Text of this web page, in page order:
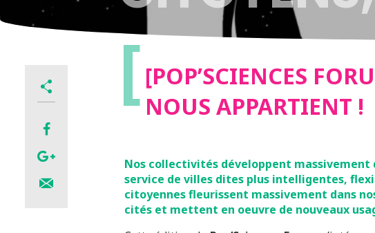
DEMAIN
[ [POP’SCIENCES
NOUS APPARTIENT !
Nos collectivités développent massivement
service de villes dites plus intelligentes,
citoyennes fleurissent massivement dans
cités et mettent en oeuvre de nouveaux